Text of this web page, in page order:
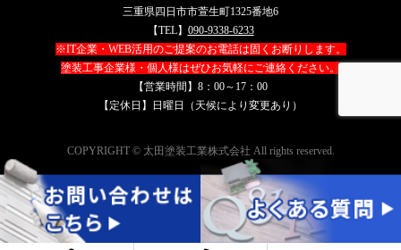
三重県四日市市萱生町1325番地6
【TEL】 090-9338-6233
※IT企業・WEB活用のご提案のお電話は固くお断りします。
塗装工事企業様・個人様はぜひお気軽にご連絡ください。
【営業時間】8：00～17：00
【定休日】日曜日（天候により変更あり）
COPYRIGHT © 太田塗装工業株式会社 All rights reserved.